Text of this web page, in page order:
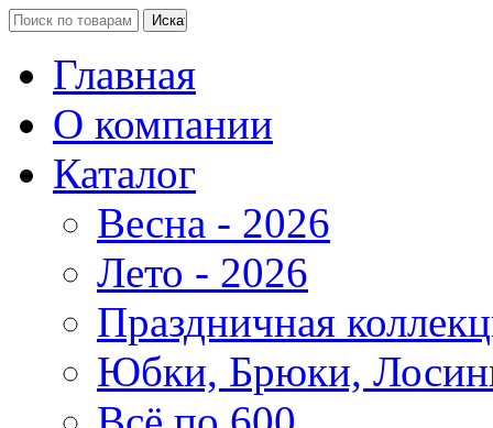
Главная
О компании
Каталог
Весна - 2026
Лето - 2026
Праздничная
Юбки, Брюки,